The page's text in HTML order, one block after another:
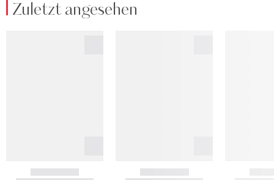
Zuletzt angesehen